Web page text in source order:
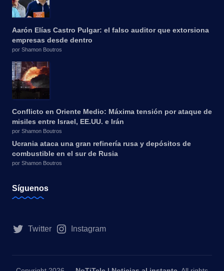
Aarón Elías Castro Pulgar: el falso auditor que extorsiona
empresas desde dentro
por Shamon Boutros
Conflicto en Oriente Medio: Máxima tensión por ataque de
misiles entre Israel, EE.UU. e Irán
por Shamon Boutros
Ucrania ataca una gran refinería rusa y depósitos de
combustible en el sur de Rusia
por Shamon Boutros
Síguenos
Twitter Instagram